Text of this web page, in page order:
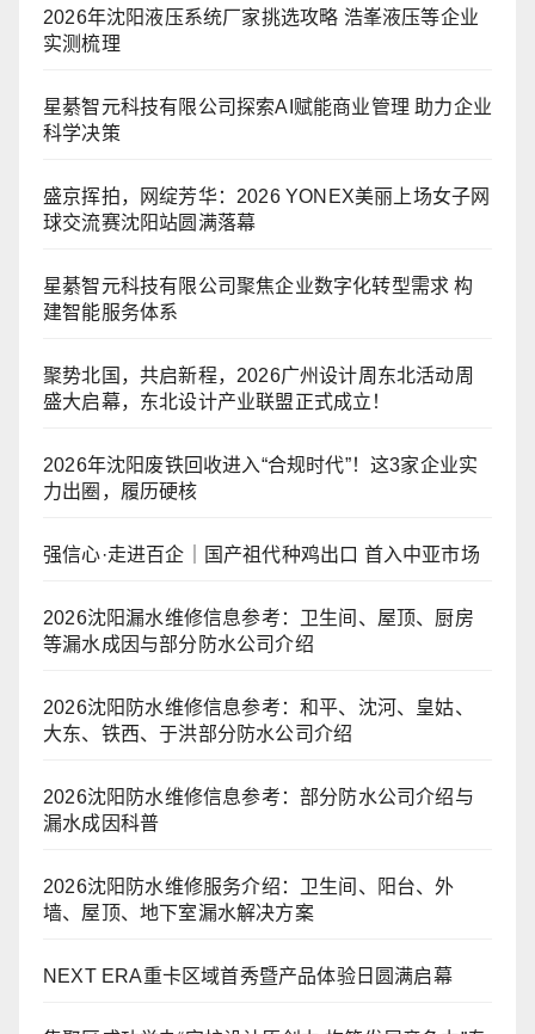
2026年沈阳液压系统厂家挑选攻略 浩峯液压等企业
实测梳理
星綦智元科技有限公司探索AI赋能商业管理 助力企业
科学决策
盛京挥拍，网绽芳华：2026 YONEX美丽上场女子网
球交流赛沈阳站圆满落幕
星綦智元科技有限公司聚焦企业数字化转型需求 构
建智能服务体系
聚势北国，共启新程，2026广州设计周东北活动周
盛大启幕，东北设计产业联盟正式成立！
2026年沈阳废铁回收进入“合规时代”！这3家企业实
力出圈，履历硬核
强信心·走进百企｜国产祖代种鸡出口 首入中亚市场
2026沈阳漏水维修信息参考：卫生间、屋顶、厨房
等漏水成因与部分防水公司介绍
2026沈阳防水维修信息参考：和平、沈河、皇姑、
大东、铁西、于洪部分防水公司介绍
2026沈阳防水维修信息参考：部分防水公司介绍与
漏水成因科普
2026沈阳防水维修服务介绍：卫生间、阳台、外
墙、屋顶、地下室漏水解决方案
NEXT ERA重卡区域首秀暨产品体验日圆满启幕